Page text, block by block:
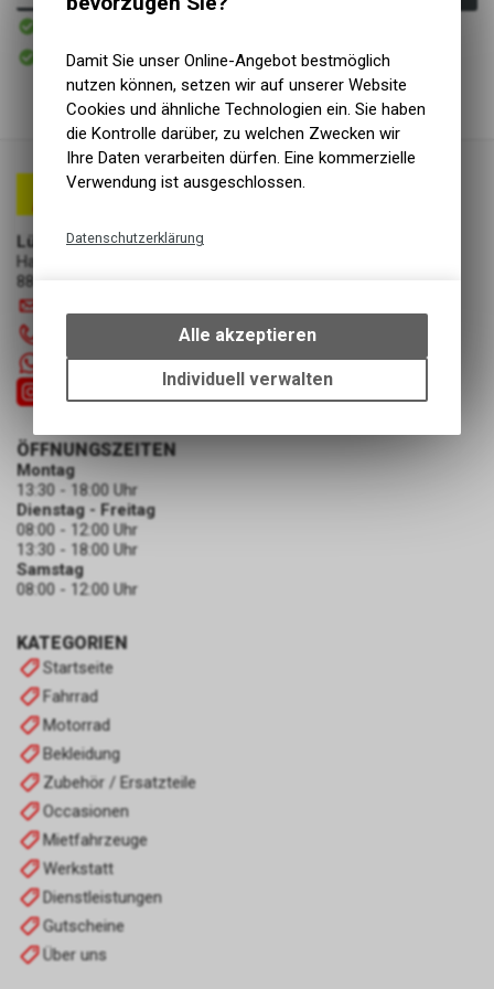
Sofort verfügbar
Abholung Lüscher Motor- & Bike World
Lüscher Motor- & Bike World
Hauptstrasse 29a
8867 Niederurnen
+41 55 6103131
KATEGORIEN
Startseite
Fahrrad
Motorrad
Bekleidung
Zubehör / Ersatzteile
Occasionen
Mietfahrzeuge
Werkstatt
Dienstleistungen
Gutscheine
Über uns
ÖFFNUNGSZEITEN
Montag
13:30 - 18:00 Uhr
Dienstag - Freitag
08:00 - 12:00 Uhr
13:30 - 18:00 Uhr
Samstag
08:00 - 12:00 Uhr
Damit Sie unser Online-Angebot bestmöglich
nutzen können, setzen wir auf unserer Website
Cookies und ähnliche Technologien ein. Sie haben
die Kontrolle darüber, zu welchen Zwecken wir
Ihre Daten verarbeiten dürfen. Eine kommerzielle
Verwendung ist ausgeschlossen.
Datenschutzerklärung
bestimmte Interaktionen und
Einstellungen auf Ihrem Gerät,
um die grundlegenden
Funktionen unseres Online-
Alle akzeptieren
Individuell verwalten